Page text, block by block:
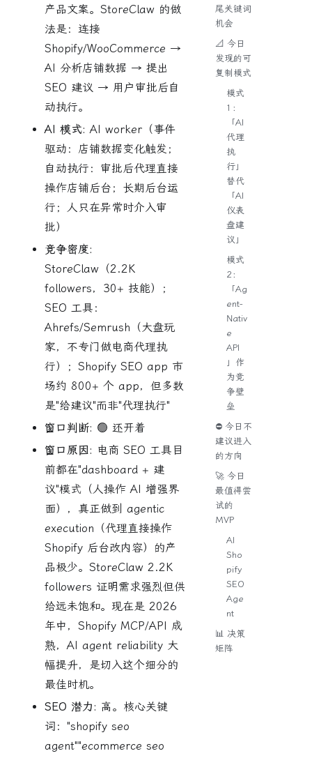
产品文案。StoreClaw 的做
法是：连接
Shopify/WooCommerce →
AI 分析店铺数据 → 提出
SEO 建议 → 用户审批后自
动执行。
AI 模式: AI worker（事件
驱动：店铺数据变化触发；
自动执行：审批后代理直接
操作店铺后台；长期后台运
行；人只在异常时介入审
批）
竞争密度:
StoreClaw（2.2K
followers，30+ 技能）；
SEO 工具：
Ahrefs/Semrush（大盘玩
家，不专门做电商代理执
行）；Shopify SEO app 市
场约 800+ 个 app，但多数
是"给建议"而非"代理执行"
窗口判断: 🟢 还开着
窗口原因: 电商 SEO 工具目
前都在"dashboard + 建
议"模式（人操作 AI 增强界
面），真正做到 agentic
execution（代理直接操作
Shopify 后台改内容）的产
品极少。StoreClaw 2.2K
followers 证明需求强烈但供
给远未饱和。现在是 2026
年中，Shopify MCP/API 成
熟，AI agent reliability 大
幅提升，是切入这个细分的
最佳时机。
SEO 潜力: 高。核心关键
词："shopify seo
agent""ecommerce seo
尾关键词
机会
📐 今日
发现的可
复制模式
模式
1：
「AI
代理
执
行」
替代
「AI
仪表
盘建
议」
模式
2：
「Ag
ent-
Nativ
e
API
」作
为竞
争壁
垒
⛔ 今日不
建议进入
的方向
🚀 今日
最值得尝
试的
MVP
AI
Sho
pify
SEO
Age
nt
📊 决策
矩阵